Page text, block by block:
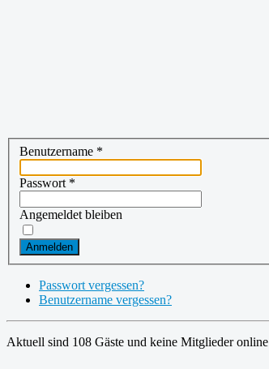
Benutzername *
Passwort *
Angemeldet bleiben
Anmelden
Passwort vergessen?
Benutzername vergessen?
Aktuell sind 108 Gäste und keine Mitglieder online